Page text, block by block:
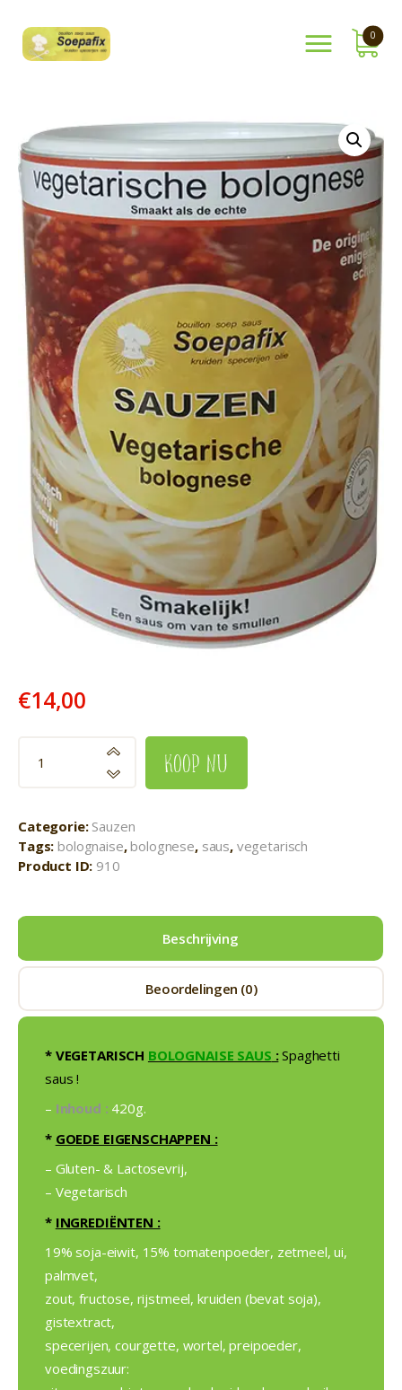
0
Shop
Over Ons
Mijn Account
Winkelmand
Contact
€14,00
koop nu
Categorie: Sauzen
Tags:bolognaise,bolognese, saus, vegetarisch
Product ID: 910
Beschrijving
Beoordelingen (0)
* VEGETARISCH BOLOGNAISE SAUS :Spaghetti
saus !
– Inhoud : 420g.
* GOEDE EIGENSCHAPPEN :
– Gluten- & Lactosevrij,
– Vegetarisch
* INGREDIËNTEN :
19% soja-eiwit, 15% tomatenpoeder, zetmeel, ui,
palmvet,
zout, fructose, rijstmeel, kruiden (bevat soja),
gistextract,
specerijen, courgette, wortel, preipoeder,
voedingszuur: